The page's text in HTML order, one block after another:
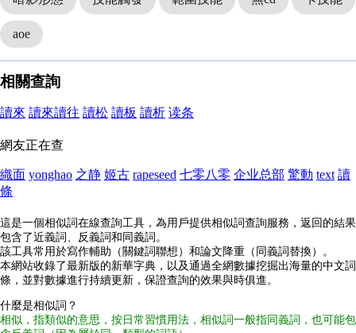
aoe
相關查詢
讀來 讀來讀往 讀松 讀板 讀析 读条
網友正在查
織面 yonghao 之静 姬古 rapeseed 七零八零 企业总部 驚動 text 讀
條
這是一個相似詞在線查詢工具，為用戶提供相似詞查詢服務，返回的結果
包含了近義詞、反義詞和同義詞。
該工具常用於寫作輔助（關鍵詞聯想）和論文降重（同義詞替換）。
本網站收錄了最新版的新華字典，以及通過全網數據挖掘出海量的中文詞
條，並對數據進行持續更新，保證查詢的效果與時俱進。
什麼是相似詞？
相似，指類似的意思，按日常習慣用法，相似詞一般指同義詞，也可能包